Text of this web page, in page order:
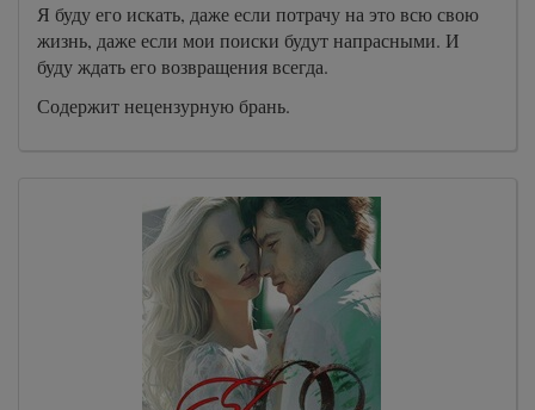
Я буду его искать, даже если потрачу на это всю свою
жизнь, даже если мои поиски будут напрасными. И
буду ждать его возвращения всегда.
Содержит нецензурную брань.